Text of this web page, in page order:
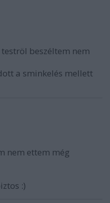
beszéltem nem
a sminkelés mellett
nem ettem még
:)